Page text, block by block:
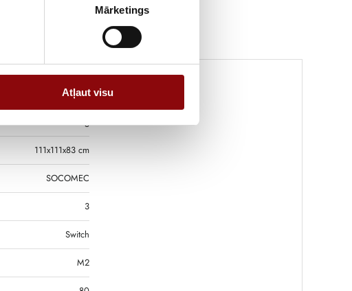
Mārketings
Atļaut visu
0.31 kg
111x111x83 cm
SOCOMEC
3
Switch
M2